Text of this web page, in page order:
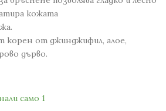
кожата
корен от джинджифил, алое,
дърво.
само 1